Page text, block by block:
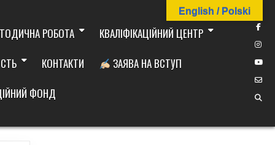
РОБОТА
КВАЛІФІКАЦІЙНИЙ ЦЕНТР
КОНТАКТИ
ЗАЯВА НА ВСТУП
ФОНД
English / Polski